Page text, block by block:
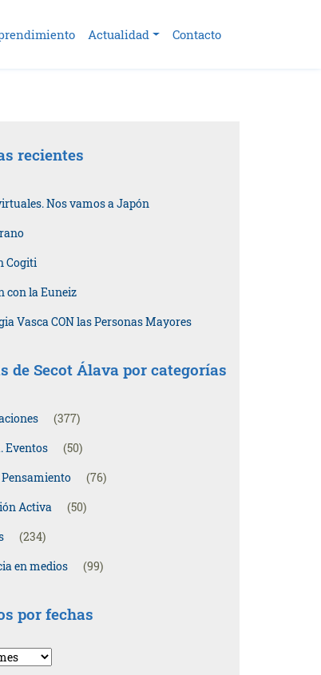
Actualidad Contacto
recientes
Nos vamos a Japón
Cogiti
con la Euneiz
Vasca CON las Personas Mayores
de Secot Álava por categorías
(377)
Eventos
(50)
Pensamiento
(76)
Activa
(50)
(234)
en medios
(99)
por fechas